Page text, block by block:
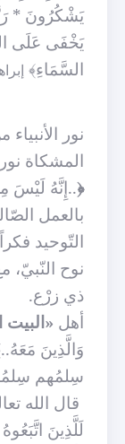
يَشْكُرُونَ *
يَخْفَى عَلَى
السَّمَاءِ﴾
نور
المشكاة
﴿..إِنَّهُ لَيْسَ
بالعمل
التّوحيد
نوح النّبيّ،
ذي زرْع.
أهل «البيت
وَالَّذِينَ
سِلمُهم
قال الله
لَلَّذِينَ